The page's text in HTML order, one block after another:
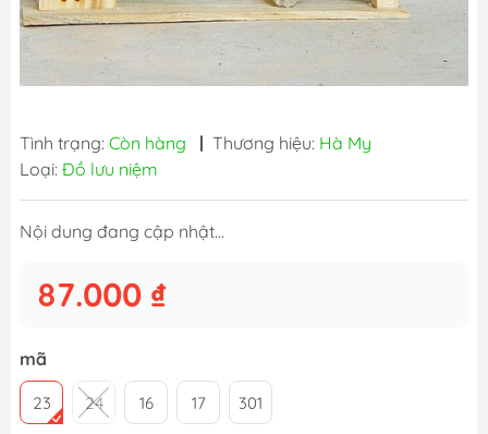
Tình trạng: Còn hàng | Thương hiệu: Hà My
Loại: Đồ lưu niệm
Nội dung đang cập nhật...
87.000 ₫
mã
23 24 16 17 301